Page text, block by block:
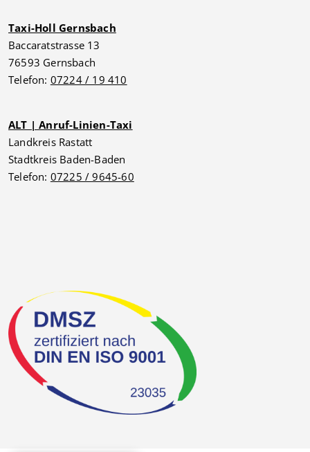
Taxi-Holl Gernsbach
Baccaratstrasse 13
76593 Gernsbach
Telefon: 07224 / 19 410
ALT | Anruf-Linien-Taxi
Landkreis Rastatt
Stadtkreis Baden-Baden
Telefon: 07225 / 9645-60